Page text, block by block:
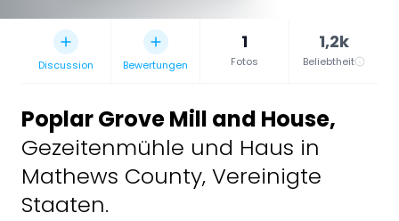
Discussion Bewertungen
1
Fotos
1,2k
Beliebtheit
Poplar Grove Mill and House,
Gezeitenmühle und Haus in
Mathews County, Vereinigte
Staaten.